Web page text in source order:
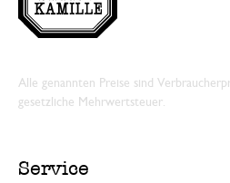
Alle genannten Preise sind
gesetzliche Mehrwertsteuer.
Service